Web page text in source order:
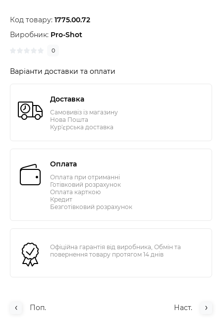
Код товару: 1775.00.72
Виробник: Pro-Shot
0
Варіанти доставки та оплати
Доставка
Самовивіз із магазину
Нова Пошта
Кур'єрська доставка
Оплата
Оплата при отриманні
Готівковий розрахунок
Оплата карткою
Кредит
Безготівковий розрахунок
Офіційна гарантія від виробника, Обмін та
повернення товару протягом 14 днів
Поп. Наст.